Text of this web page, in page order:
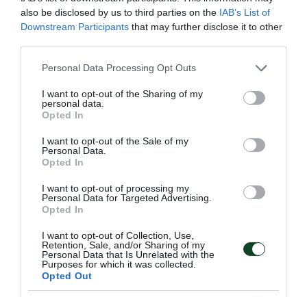
also be disclosed by us to third parties on the IAB’s List of
Downstream Participants that may further disclose it to other
Please note that this website/app uses one or more Google
not limited to your visit or usage behaviour. You may click to
grant or deny consent to Google and its third-party tags to
use your data for below specified purposes in below Google
consent section.
Personal Data Processing Opt Outs
I want to opt-out of the Sharing of my
personal data.
Opted In
I want to opt-out of the Sale of my
Personal Data.
Opted In
I want to opt-out of processing my
Personal Data for Targeted Advertising.
Opted In
I want to opt-out of Collection, Use,
Retention, Sale, and/or Sharing of my
Personal Data that Is Unrelated with the
Purposes for which it was collected.
Opted Out
18:00 Γήπεδο Λυκείου Μελισσσίων, Φοίβος
Μελισσίων-Παναθηναϊκός, 6η αγωνιστική
ΕΣΠΑΑΑ Κορίτσια Κ20
ποδόσφαιρο σάλας ανδρών, φιλικός αγώνας
20:00 Κλ. «Παύλος Γιαννακόπουλος»
Παναθηναϊκός-ΓΣ Κερατέας, 5η αγωνιστική
Δευτέρα 14 Νοεμβρίου
10:00 Αλ Αίν. Παγκόσμιο πρωτάθλημα
σκοποβολής ΑμεΑ με τη συμμετοχή του Τάσου
Μπούτη R5 πρηνηδόν